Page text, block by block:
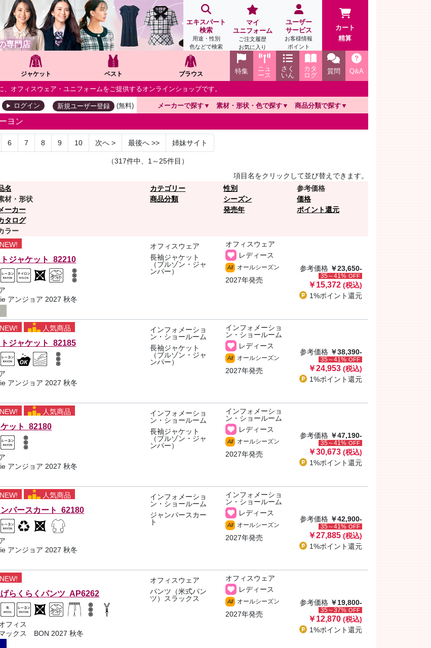
専門店
エキスパート
検索
用途・性別
色などで検索
マイ
ユニフォーム
ご注文履歴
お気に入り
ユーザー
サービス
お客様情報
ポイント
カート
精算
ジャケット ベスト ブラウス Q&A
質問
カタ
ログ
さく
いん
ニュ
ース
特集
オフィスウェア・ユニフォームをご提供するオンラインショップです。
ログイン 新規ユーザー登録 (無料) メーカーで探す 素材・形状・色で探す 商品分類で探す
ヨン
6 7 8 9 10 次へ> 最後へ>> 姉妹サイト
（317件中、1～25件目）
項目名をクリックして並び替えできます。
名
材・形状
ーカー
タログ
ラー
カテゴリー
商品分類
性別
シーズン
発売年
参考価格
価格
ポイント還元
NEW!
ジャケット 82210
アンジョア 2027 秋冬
オフィスウェア
長袖ジャケット
（ブルゾン・ジャ
ンパー）
オフィスウェア
レディース
All オールシーズン
2027年発売
参考価格 ￥23,650-
35～41% OFF
￥15,372 (税込)
1%ポイント還元
NEW! 人気商品
トジャケット 82185
アンジョア 2027 秋冬
インフォメーショ
ン・ショールーム
長袖ジャケット
（ブルゾン・ジャ
ンパー）
インフォメーショ
ン・ショールーム
レディース
All オールシーズン
2027年発売
参考価格 ￥38,390-
35～41% OFF
￥24,953 (税込)
1%ポイント還元
NEW! 人気商品
ット 82180
アンジョア 2027 秋冬
インフォメーショ
ン・ショールーム
長袖ジャケット
（ブルゾン・ジャ
ンパー）
インフォメーショ
ン・ショールーム
レディース
All オールシーズン
2027年発売
参考価格 ￥47,190-
35～41% OFF
￥30,673 (税込)
1%ポイント還元
NEW! 人気商品
パースカート 62180
アンジョア 2027 秋冬
インフォメーショ
ン・ショールーム
ジャンパースカー
ト
インフォメーショ
ン・ショールーム
レディース
All オールシーズン
2027年発売
参考価格 ￥42,900-
35～41% OFF
￥27,885 (税込)
1%ポイント還元
NEW!
らくらくパンツ AP6262
フィス
ックス BON 2027 秋冬
オフィスウェア
パンツ（米式パン
ツ）スラックス
オフィスウェア
レディース
All オールシーズン
2027年発売
参考価格 ￥19,800-
35～37% OFF
￥12,870 (税込)
1%ポイント還元